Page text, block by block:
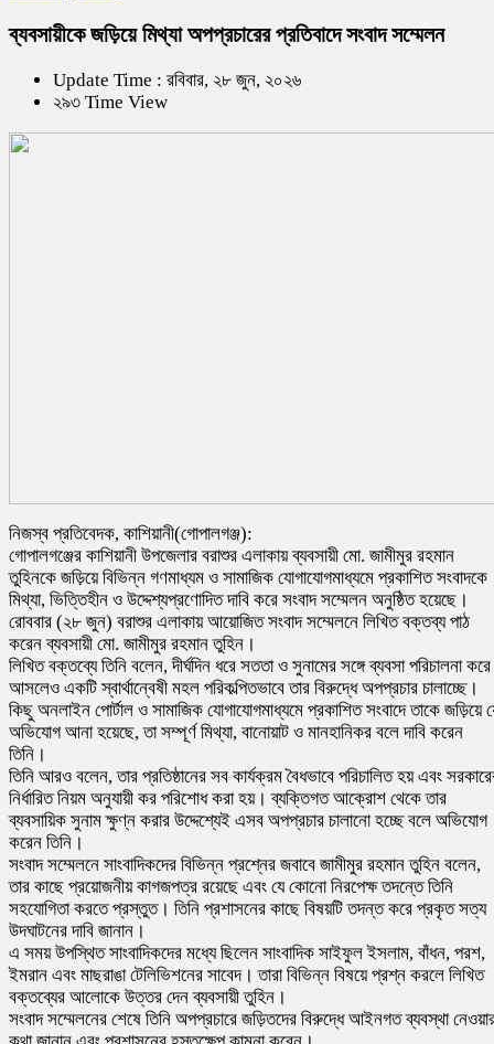
ব্যবসায়ীকে জড়িয়ে মিথ্যা অপপ্রচারের প্রতিবাদে সংবাদ সম্মেলন
Update Time : রবিবার, ২৮ জুন, ২০২৬
২৯৩ Time View
নিজস্ব প্রতিবেদক, কাশিয়ানী(গোপালগঞ্জ):
গোপালগঞ্জের কাশিয়ানী উপজেলার বরাশুর এলাকায় ব্যবসায়ী মো. জামীমুর রহমান
তুহিনকে জড়িয়ে বিভিন্ন গণমাধ্যম ও সামাজিক যোগাযোগমাধ্যমে প্রকাশিত সংবাদকে
মিথ্যা, ভিত্তিহীন ও উদ্দেশ্যপ্রণোদিত দাবি করে সংবাদ সম্মেলন অনুষ্ঠিত হয়েছে।
রোববার (২৮ জুন) বরাশুর এলাকায় আয়োজিত সংবাদ সম্মেলনে লিখিত বক্তব্য পাঠ
করেন ব্যবসায়ী মো. জামীমুর রহমান তুহিন।
লিখিত বক্তব্যে তিনি বলেন, দীর্ঘদিন ধরে সততা ও সুনামের সঙ্গে ব্যবসা পরিচালনা করে
আসলেও একটি স্বার্থান্বেষী মহল পরিকল্পিতভাবে তার বিরুদ্ধে অপপ্রচার চালাচ্ছে।
কিছু অনলাইন পোর্টাল ও সামাজিক যোগাযোগমাধ্যমে প্রকাশিত সংবাদে তাকে জড়িয়ে
অভিযোগ আনা হয়েছে, তা সম্পূর্ণ মিথ্যা, বানোয়াট ও মানহানিকর বলে দাবি করেন
তিনি।
তিনি আরও বলেন, তার প্রতিষ্ঠানের সব কার্যক্রম বৈধভাবে পরিচালিত হয় এবং
নির্ধারিত নিয়ম অনুযায়ী কর পরিশোধ করা হয়। ব্যক্তিগত আক্রোশ থেকে তার
ব্যবসায়িক সুনাম ক্ষুণ্ন করার উদ্দেশ্যেই এসব অপপ্রচার চালানো হচ্ছে বলে অভিযোগ
করেন তিনি।
সংবাদ সম্মেলনে সাংবাদিকদের বিভিন্ন প্রশ্নের জবাবে জামীমুর রহমান তুহিন বলেন,
তার কাছে প্রয়োজনীয় কাগজপত্র রয়েছে এবং যে কোনো নিরপেক্ষ তদন্তে তিনি
সহযোগিতা করতে প্রস্তুত। তিনি প্রশাসনের কাছে বিষয়টি তদন্ত করে প্রকৃত সত্য
উদঘাটনের দাবি জানান।
এ সময় উপস্থিত সাংবাদিকদের মধ্যে ছিলেন সাংবাদিক সাইফুল ইসলাম, বাঁধন, পরশ,
ইমরান এবং মাছরাঙা টেলিভিশনের সাবেদ। তারা বিভিন্ন বিষয়ে প্রশ্ন করলে লিখিত
বক্তব্যের আলোকে উত্তর দেন ব্যবসায়ী তুহিন।
সংবাদ সম্মেলনের শেষে তিনি অপপ্রচারে জড়িতদের বিরুদ্ধে আইনগত ব্যবস্থা